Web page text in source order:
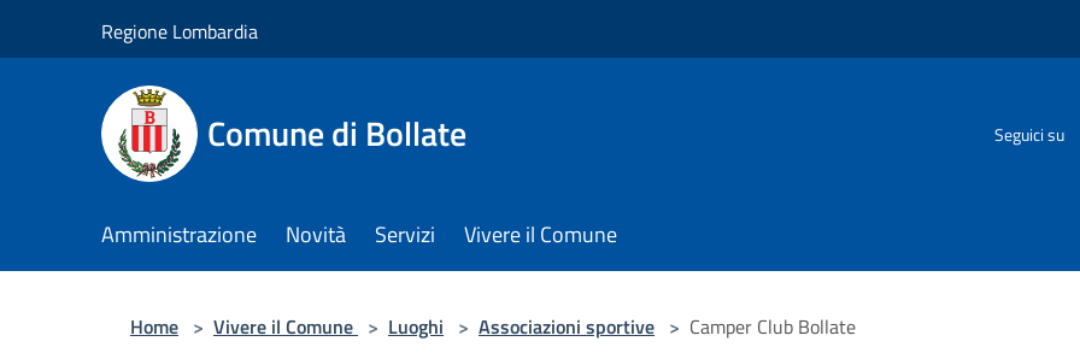
Regione Lombardia
Comune di Bollate Seguici su
Amministrazione Novità Servizi Vivere il Comune
Home > Vivere il Comune > Luoghi > Associazioni sportive > Camper Club Bollate